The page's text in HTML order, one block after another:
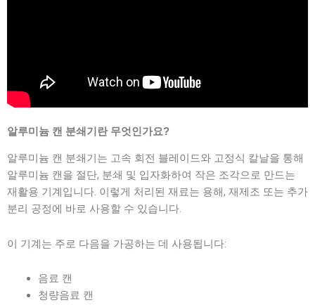
알루미늄 캔 분쇄기란 무엇인가요?
알루미늄 캔 분쇄기는 고속 회전 블레이드와 고정식 칼날을 통해
알루미늄 캔을 절단, 분쇄 및 입자화하여 작은 조각으로 만드는
재활용 기계입니다. 이렇게 처리된 재료는 용해, 재제조 또는 추가
분리 공정에 바로 사용할 수 있습니다.
이 기계는 주로 다음을 가공하는 데 사용됩니다:
음료 캔
청량음료 캔